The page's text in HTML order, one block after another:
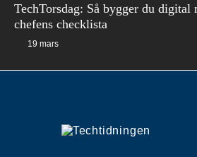
TechTorsdag: Så bygger du digital
chefens checklista
19 mars